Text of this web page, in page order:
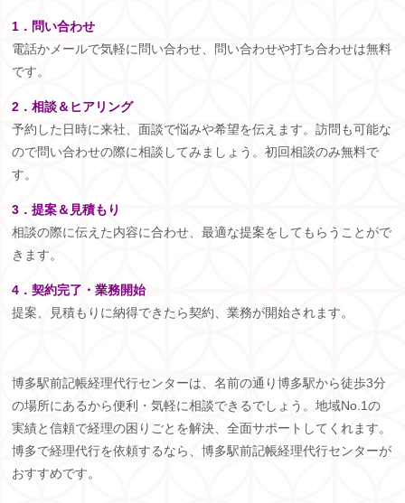
1．問い合わせ
電話かメールで気軽に問い合わせ、問い合わせや打ち合わせは無料
です。
2．相談＆ヒアリング
予約した日時に来社、面談で悩みや希望を伝えます。訪問も可能な
ので問い合わせの際に相談してみましょう。初回相談のみ無料で
す。
3．提案＆見積もり
相談の際に伝えた内容に合わせ、最適な提案をしてもらうことがで
きます。
4．契約完了・業務開始
提案、見積もりに納得できたら契約、業務が開始されます。
博多駅前記帳経理代行センターは、名前の通り博多駅から徒歩3分
の場所にあるから便利・気軽に相談できるでしょう。地域No.1の
実績と信頼で経理の困りごとを解決、全面サポートしてくれます。
博多で経理代行を依頼するなら、博多駅前記帳経理代行センターが
おすすめです。